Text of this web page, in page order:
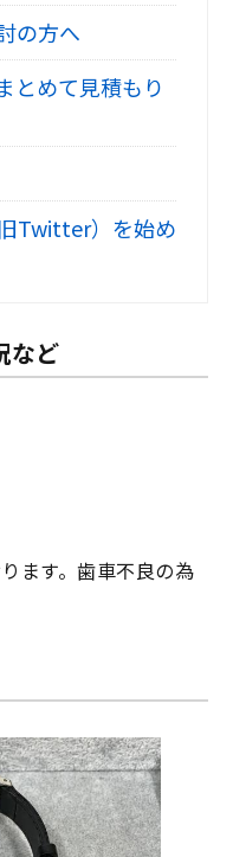
の方へ
とめて見積もり
Twitter）を始め
など
ます。歯車不良の為